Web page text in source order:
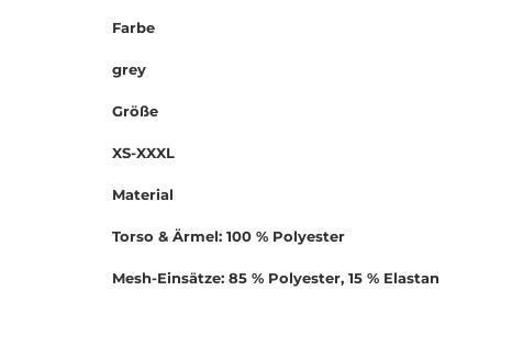
Farbe
grey
Größe
XS-XXXL
Material
Torso & Ärmel: 100 % Polyester
Mesh-Einsätze: 85 % Polyester, 15 % Elastan